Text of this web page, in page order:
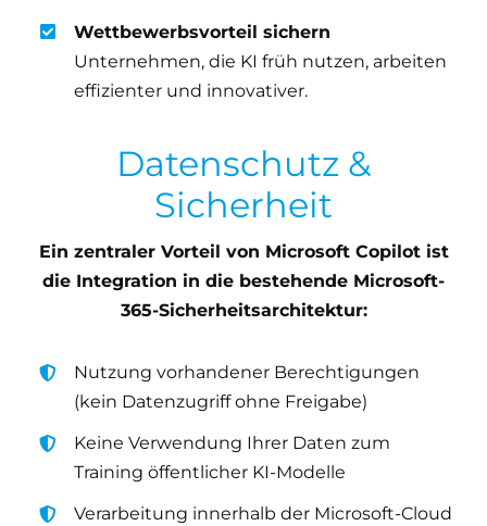
Wettbewerbsvorteil sichern
Unternehmen, die KI früh nutzen, arbeiten
effizienter und innovativer.
Datenschutz &
Sicherheit
Ein zentraler Vorteil von Microsoft Copilot ist
die Integration in die bestehende Microsoft-
365-Sicherheitsarchitektur:
Nutzung vorhandener Berechtigungen
(kein Datenzugriff ohne Freigabe)
Keine Verwendung Ihrer Daten zum
Training öffentlicher KI-Modelle
Verarbeitung innerhalb der Microsoft-Cloud